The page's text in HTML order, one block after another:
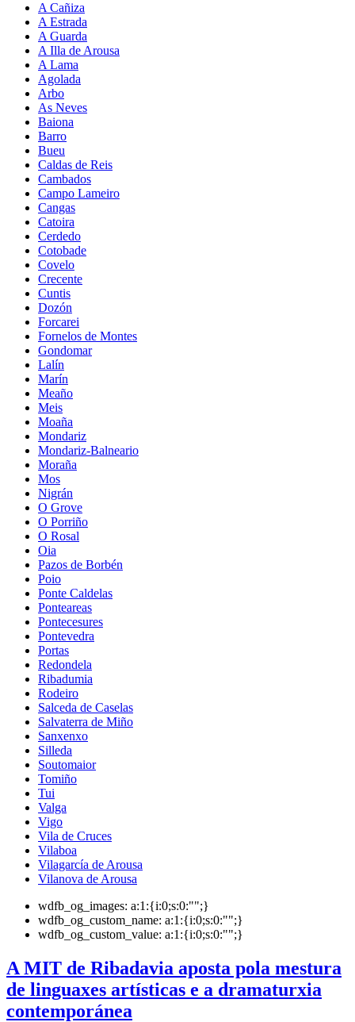
A Cañiza
A Estrada
A Guarda
A Illa de Arousa
A Lama
Agolada
Arbo
As Neves
Baiona
Barro
Bueu
Caldas de Reis
Cambados
Campo Lameiro
Cangas
Catoira
Cerdedo
Cotobade
Covelo
Crecente
Cuntis
Dozón
Forcarei
Fornelos de Montes
Gondomar
Lalín
Marín
Meaño
Meis
Moaña
Mondariz
Mondariz-Balneario
Moraña
Mos
Nigrán
O Grove
O Porriño
O Rosal
Oia
Pazos de Borbén
Poio
Ponte Caldelas
Ponteareas
Pontecesures
Pontevedra
Portas
Redondela
Ribadumia
Rodeiro
Salceda de Caselas
Salvaterra de Miño
Sanxenxo
Silleda
Soutomaior
Tomiño
Tui
Valga
Vigo
Vila de Cruces
Vilaboa
Vilagarcía de Arousa
Vilanova de Arousa
wdfb_og_images: a:1:{i:0;s:0:"";}
wdfb_og_custom_name: a:1:{i:0;s:0:"";}
wdfb_og_custom_value: a:1:{i:0;s:0:"";}
A MIT de Ribadavia aposta pola mestura
de linguaxes artísticas e a dramaturxia
contemporánea